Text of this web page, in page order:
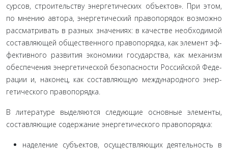
сурсов, строительству энергетических объектов». При этом,
по мнению автора, энергетический правопорядок возможно
рассматривать в разных значениях: в качестве необходимой
составляющей общественного правопорядка, как элемент эф­
фективного развития экономики государства, как механизм
обеспечения энергетической безопасности Российской Феде­
рации и, наконец, как составляющую международного энер­
гетического правопорядка.
В литературе выделяются следующие основные элемен­ты,
составляющие содержание энергетического правопоряд­ка:
наделение субъектов, осуществляющих деятельность в